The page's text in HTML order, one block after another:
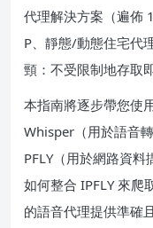
代理解決方案（遍佈
P、靜態/動態住宅代
頸：不受限制地存取
本指南將逐步帶您使
Whisper（用於語音
PFLY（用於網路資
如何整合 IPFLY 來爬
的語音代理提供準